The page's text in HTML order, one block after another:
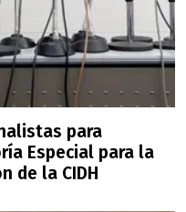
para
Especial para la
de la CIDH